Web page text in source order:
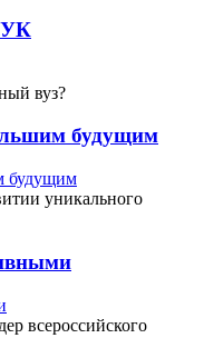
вуз?
будущим
уникального
всероссийского